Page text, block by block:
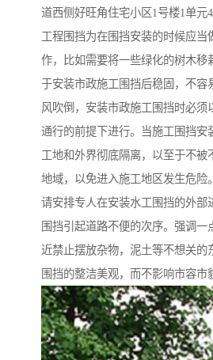
道西侧好旺角住宅小区1号楼1单元4
工程围挡为在围挡安装的时候应当
作，比如需要将一些绿化的树木移
于安装市政施工围挡后稳固，不容
风吹倒，安装市政施工围挡时必须
通行的前提下进行。当施工围挡安
工地和外界彻底隔离，以至于不被
地域，以免进入施工地区发生危险
请安排专人在安装水工围挡的外部
围挡引起道路不便的次序。强调一
近禁止摆放杂物，泥土等不想关的
围挡的整洁美观，而不影响市容市